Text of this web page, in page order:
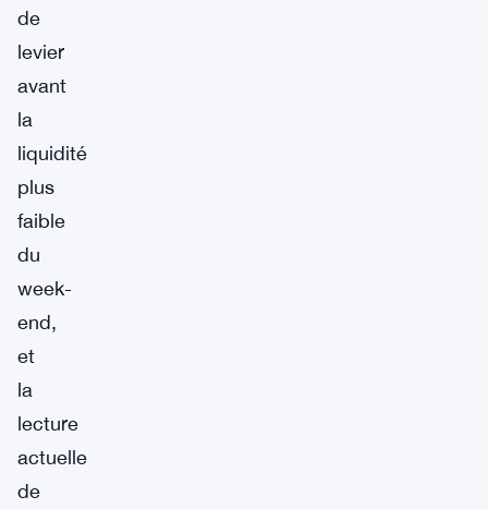
de
levier
avant
la
liquidité
plus
faible
du
week-
end,
et
la
lecture
actuelle
de